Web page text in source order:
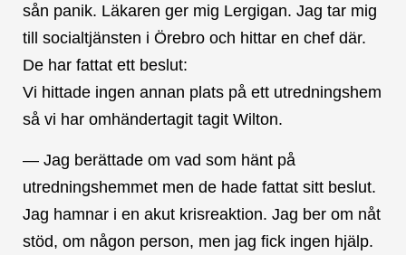
sån panik. Läkaren ger mig Lergigan. Jag tar mig
till socialtjänsten i Örebro och hittar en chef där.
De har fattat ett beslut:
Vi hittade ingen annan plats på ett utredningshem
så vi har omhändertagit tagit Wilton.
— Jag berättade om vad som hänt på
utredningshemmet men de hade fattat sitt beslut.
Jag hamnar i en akut krisreaktion. Jag ber om nåt
stöd, om någon person, men jag fick ingen hjälp.